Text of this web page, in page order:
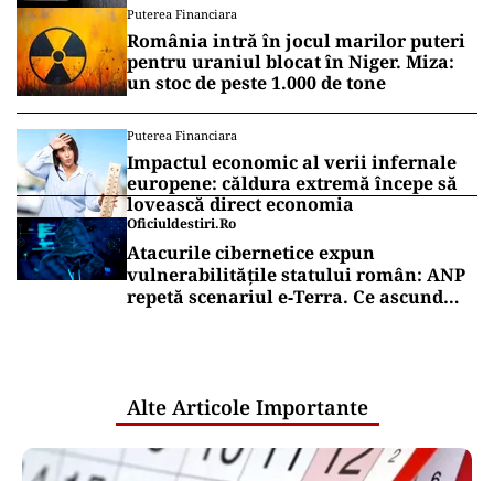
Puterea Financiara
România intră în jocul marilor puteri
pentru uraniul blocat în Niger. Miza:
un stoc de peste 1.000 de tone
Puterea Financiara
Impactul economic al verii infernale
europene: căldura extremă începe să
lovească direct economia
Oficiuldestiri.ro
Atacurile cibernetice expun
vulnerabilitățile statului român: ANP
repetă scenariul e‑Terra. Ce ascund
Alte Articole Importante